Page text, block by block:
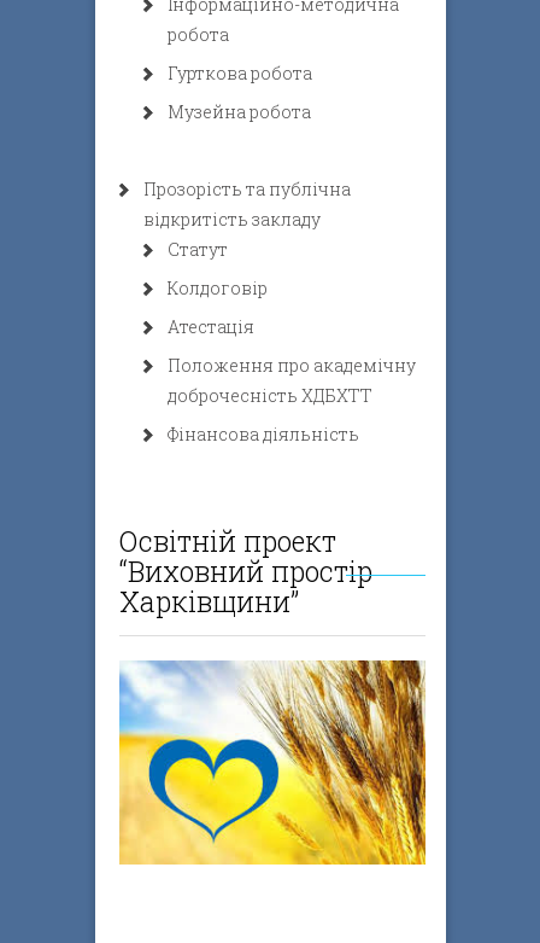
робота
Гурткова робота
Музейна робота
Прозорість та публічна
відкритість закладу
Статут
Колдоговір
Атестація
Положення про академічну
доброчесність ХДБХТТ
Фінансова діяльність
Освітній проект
“Виховний простір
Харківщини”